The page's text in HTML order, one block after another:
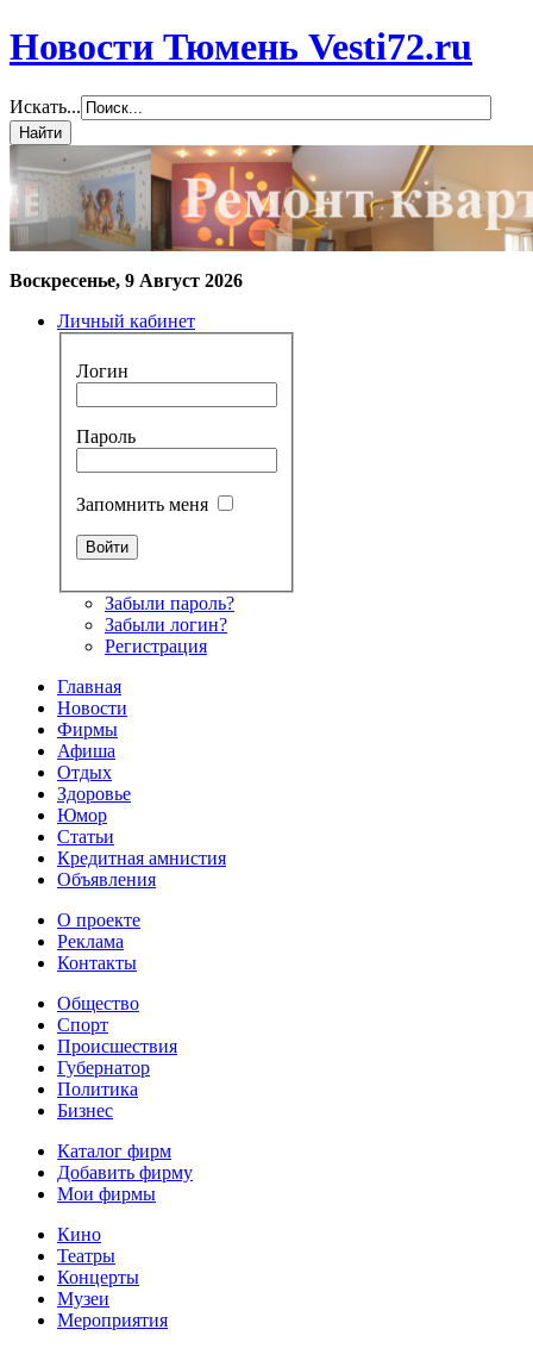
Новости Тюмень Vesti72.ru
Искать...
Воскресенье, 9 Август 2026
Личный кабинет
Логин
Пароль
Запомнить меня
Забыли пароль?
Забыли логин?
Регистрация
Главная
Новости
Фирмы
Афиша
Отдых
Здоровье
Юмор
Статьи
Кредитная амнистия
Объявления
О проекте
Реклама
Контакты
Общество
Спорт
Происшествия
Губернатор
Политика
Бизнес
Каталог фирм
Добавить фирму
Мои фирмы
Кино
Театры
Концерты
Музеи
Мероприятия